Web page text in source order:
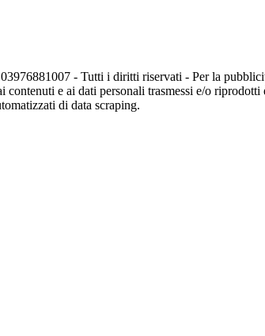
- Tutti i diritti riservati - Per la
contenuti e ai dati personali trasmessi e/o
di data scraping.